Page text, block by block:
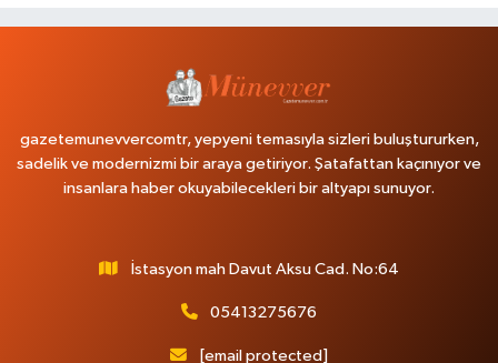
gazetemunevvercomtr, yepyeni temasıyla sizleri buluştururken,
sadelik ve modernizmi bir araya getiriyor. Şatafattan kaçınıyor ve
insanlara haber okuyabilecekleri bir altyapı sunuyor.
İstasyon mah Davut Aksu Cad. No:64
05413275676
[email protected]